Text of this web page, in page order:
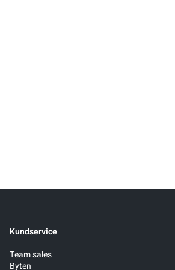
Kundservice
Team sales
Byten